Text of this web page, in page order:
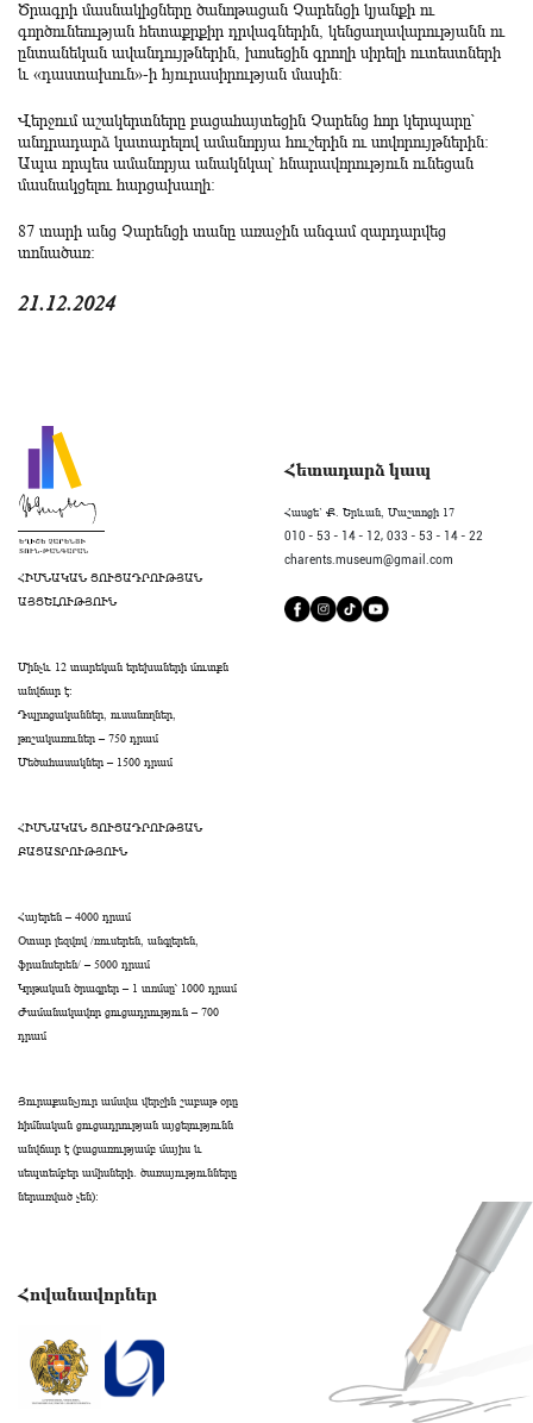
Ծրագրի մասնակիցները ծանոթացան Չարենցի կյանքի ու
գործունեության հետաքրքիր դրվագներին, կենցաղավարությանն ու
ընտանեկան ավանդույթներին, խոսեցին գրողի սիրելի ուտեստների
և «դաստախուն»-ի հյուրասիրության մասին:
Վերջում աշակերտները բացահայտեցին Չարենց հոր կերպարը՝
անդրադարձ կատարելով ամանորյա հուշերին ու սովորույթներին:
Ապա որպես ամանորյա անակնկալ՝ հնարավորություն ունեցան
մասնակցելու հարցախաղի:
87 տարի անց Չարենցի տանը առաջին անգամ զարդարվեց
տոնածառ:
21.12.2024
ՀԻՄՆԱԿԱՆ ՑՈՒՑԱԴՐՈՒԹՅԱՆ
ԱՅՑԵԼՈՒԹՅՈՒՆ
Մինչև 12 տարեկան երեխաների մուտքն
անվճար է։
Դպրոցականներ, ուսանողներ,
թոշակառուներ – 750 դրամ
Մեծահասակներ – 1500 դրամ
ՀԻՄՆԱԿԱՆ ՑՈՒՑԱԴՐՈՒԹՅԱՆ
ԲԱՑԱՏՐՈՒԹՅՈՒՆ
Հայերեն – 4000 դրամ
Օտար լեզվով /ռուսերեն, անգլերեն,
ֆրանսերեն/ – 5000 դրամ
Կրթական ծրագրեր – 1 տոմսը՝ 1000 դրամ
Ժամանակավոր ցուցադրություն – 700
դրամ
Յուրաքանչյուր ամսվա վերջին շաբաթ օրը
հիմնական ցուցադրության այցելությունն
անվճար է (բացառությամբ մայիս և
սեպտեմբեր ամիսների․ ծառայությունները
ներառված չեն):
Հետադարձ կապ
Հասցե` Ք. Երևան, Մաշտոցի 17
010 - 53 - 14 - 12, 033 - 53 - 14 - 22
charents.museum@gmail.com
Հովանավորներ